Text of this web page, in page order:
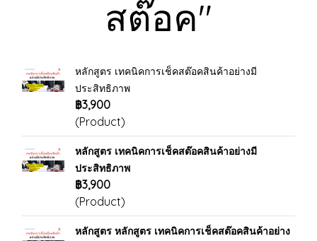
สต๊อค"
หลักสูตร เทคนิคการเช็คสต๊อคสินค้าอย่างมี
ประสิทธิภาพ
฿3,900
(Product)
หลักสูตร เทคนิคการเช็คสต๊อคสินค้าอย่างมี
ประสิทธิภาพ
฿3,900
(Product)
หลักสูตร หลักสูตร เทคนิคการเช็คสต๊อคสินค้าอย่าง